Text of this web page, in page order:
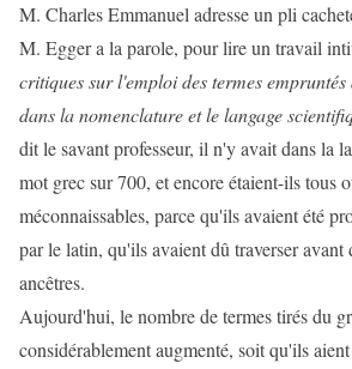
M. Charles Emmanuel adresse un pli
M. Egger a la parole, pour lire un travail
critiques sur l'emploi des termes
dans la nomenclature et le langage
dit le savant professeur, il n'y avait dans la
mot grec sur 700, et encore étaient-ils tous
méconnaissables, parce qu'ils avaient été
par le latin, qu'ils avaient dû traverser avant
ancêtres.
Aujourd'hui, le nombre de termes tirés du
considérablement augmenté, soit qu'ils aient